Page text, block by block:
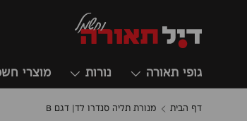
גופי תאורה נורות מוצרי
דף הבית מנורת תליה סנדרו לד| דגם B